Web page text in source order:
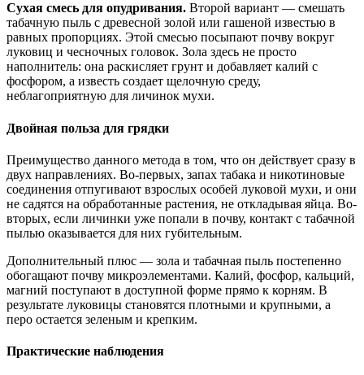
Сухая смесь для опудривания. Второй вариант — смешать
табачную пыль с древесной золой или гашеной известью в
равных пропорциях. Этой смесью посыпают почву вокруг
луковиц и чесночных головок. Зола здесь не просто
наполнитель: она раскисляет грунт и добавляет калий с
фосфором, а известь создает щелочную среду,
неблагоприятную для личинок мухи.
Двойная польза для грядки
Преимущество данного метода в том, что он действует сразу в
двух направлениях. Во-первых, запах табака и никотиновые
соединения отпугивают взрослых особей луковой мухи, и они
не садятся на обработанные растения, не откладывая яйца. Во-
вторых, если личинки уже попали в почву, контакт с табачной
пылью оказывается для них губительным.
Дополнительный плюс — зола и табачная пыль постепенно
обогащают почву микроэлементами. Калий, фосфор, кальций,
магний поступают в доступной форме прямо к корням. В
результате луковицы становятся плотными и крупными, а
перо остается зеленым и крепким.
Практические наблюдения